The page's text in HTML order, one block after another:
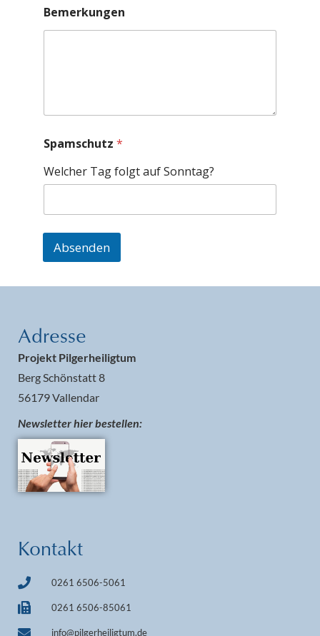
iBemerkungen
Spamschutz *
Welcher Tag folgt auf Sonntag?
Absenden
Adresse
Projekt Pilgerheiligtum
Berg Schönstatt 8
56179 Vallendar
Newsletter hier bestellen:
Kontakt
0261 6506-5061
0261 6506-85061
info@pilgerheiligtum.de